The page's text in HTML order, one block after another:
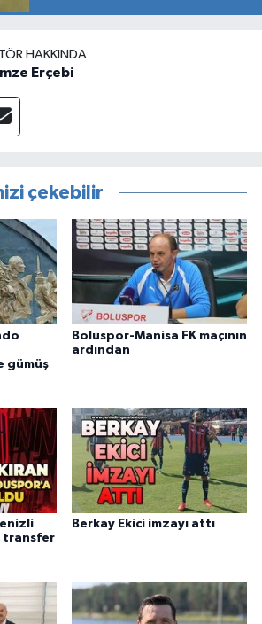
HAKKINDA
Erçebi
çekebilir
gümüş
Boluspor-Manisa FK maçının
ardından
transfer
Berkay Ekici imzayı attı